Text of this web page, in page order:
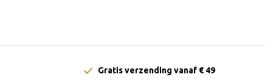
Gratis verzending vanaf € 49